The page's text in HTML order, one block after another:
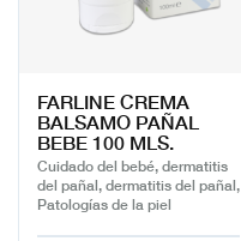
FARLINE CREMA
BALSAMO PAÑAL
BEBE 100 MLS.
Cuidado del bebé, dermatitis
del pañal, dermatitis del pañal,
Patologías de la piel